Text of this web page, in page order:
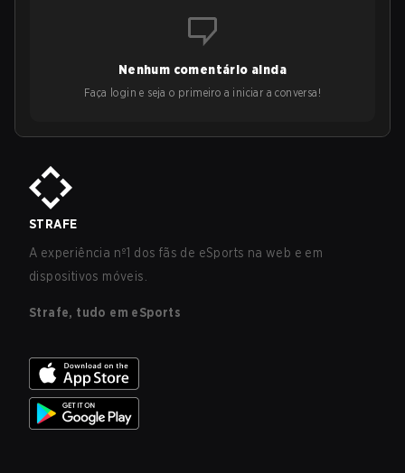
Nenhum comentário ainda
Faça login e seja o primeiro a iniciar a conversa!
STRAFE
A experiência nº1 dos fãs de eSports na web e em
dispositivos móveis.
Strafe, tudo em eSports